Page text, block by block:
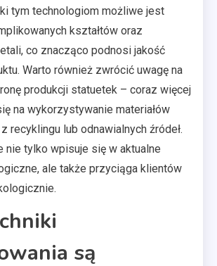
tym technologiom możliwe jest
kształtów oraz
co znacząco podnosi jakość
Warto również zwrócić uwagę na
produkcji statuetek – coraz więcej
na wykorzystywanie materiałów
recyklingu lub odnawialnych źródeł.
nie tylko wpisuje się w aktualne
ale także przyciąga klientów
są